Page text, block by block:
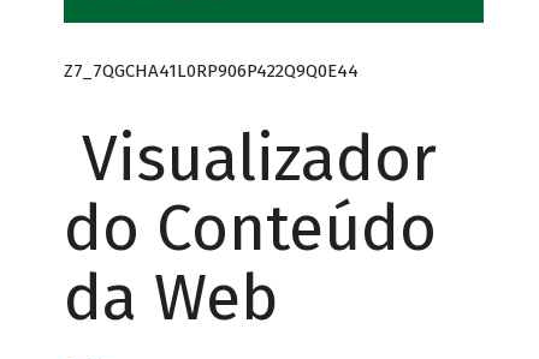
Z7_7QGCHA41L0RP906P422Q9Q0E44
Visualizador
do Conteúdo
da Web